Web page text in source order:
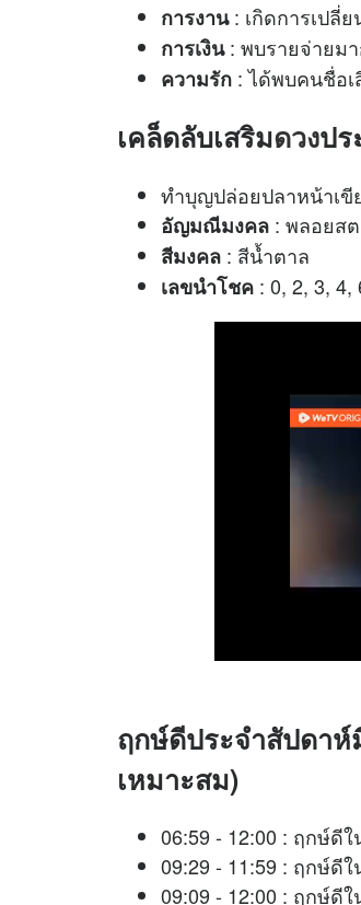
การงาน: เกิดการเปลี่
การเงิน: พบรายจ่ายมา
ความรัก : ได้พบคนชื่อเ
เคล็ดลับเสริมดวงปร
ทำบุญปล่อยปลาหน้าเขี
อัญมณีมงคล : พลอยส
สีมงคล : สีน้ำตาล
เลขนำโชค : 0, 2, 3, 4,
ฤกษ์ดีประจำสัปดาห์
เหมาะสม)
06:59 - 12:00 : ฤกษ์ดี
09:29 - 11:59 : ฤกษ์ดี
09:09 - 12:00 : ฤกษ์